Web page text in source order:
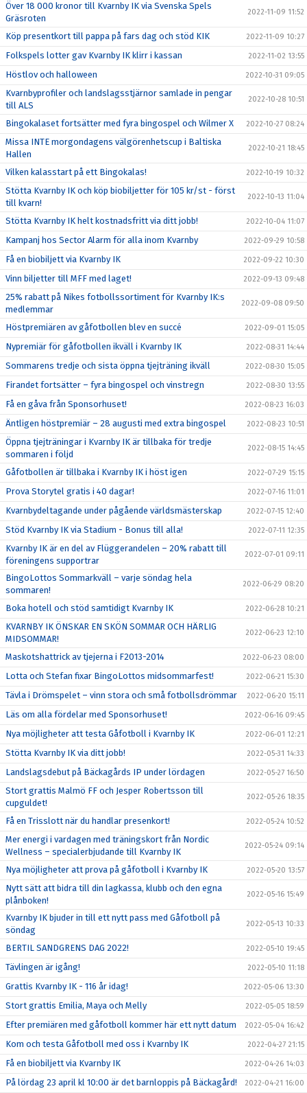
Över 18 000 kronor till Kvarnby IK via Svenska Spels
Gräsroten
2022-11-09 11:52
Köp presentkort till pappa på fars dag och stöd KIK 2022-11-09 10:27
Folkspels lotter gav Kvarnby IK klirr i kassan 2022-11-02 13:55
Höstlov och halloween 2022-10-31 09:05
Kvarnbyprofiler och landslagsstjärnor samlade in pengar
till ALS
2022-10-28 10:51
Bingokalaset fortsätter med fyra bingospel och Wilmer X 2022-10-27 08:24
Missa INTE morgondagens välgörenhetscup i Baltiska
Hallen
2022-10-21 18:45
Vilken kalasstart på ett Bingokalas! 2022-10-19 10:32
Stötta Kvarnby IK och köp biobiljetter för 105 kr/st - först
till kvarn!
2022-10-13 11:04
Stötta Kvarnby IK helt kostnadsfritt via ditt jobb! 2022-10-04 11:07
Kampanj hos Sector Alarm för alla inom Kvarnby 2022-09-29 10:58
Få en biobiljett via Kvarnby IK 2022-09-22 10:30
Vinn biljetter till MFF med laget! 2022-09-13 09:48
25% rabatt på Nikes fotbollssortiment för Kvarnby IK:s
medlemmar
2022-09-08 09:50
Höstpremiären av gåfotbollen blev en succé 2022-09-01 15:05
Nypremiär för gåfotbollen ikväll i Kvarnby IK 2022-08-31 14:44
Sommarens tredje och sista öppna tjejträning ikväll 2022-08-30 15:05
Firandet fortsätter – fyra bingospel och vinstregn 2022-08-30 13:55
Få en gåva från Sponsorhuset! 2022-08-23 16:03
Äntligen höstpremiär – 28 augusti med extra bingospel 2022-08-23 10:51
Öppna tjejträningar i Kvarnby IK är tillbaka för tredje
sommaren i följd
2022-08-15 14:45
Gåfotbollen är tillbaka i Kvarnby IK i höst igen 2022-07-29 15:15
Prova Storytel gratis i 40 dagar! 2022-07-16 11:01
Kvarnbydeltagande under pågående världsmästerskap 2022-07-15 12:40
Stöd Kvarnby IK via Stadium - Bonus till alla! 2022-07-11 12:35
Kvarnby IK är en del av Flüggerandelen – 20% rabatt till
föreningens supportrar
2022-07-01 09:11
BingoLottos Sommarkväll – varje söndag hela
sommaren!
2022-06-29 08:20
Boka hotell och stöd samtidigt Kvarnby IK 2022-06-28 10:21
KVARNBY IK ÖNSKAR EN SKÖN SOMMAR OCH HÄRLIG
MIDSOMMAR!
2022-06-23 12:10
Maskotshattrick av tjejerna i F2013-2014 2022-06-23 08:00
Lotta och Stefan fixar BingoLottos midsommarfest! 2022-06-21 15:30
Tävla i Drömspelet – vinn stora och små fotbollsdrömmar 2022-06-20 15:11
Läs om alla fördelar med Sponsorhuset! 2022-06-16 09:45
Nya möjligheter att testa Gåfotboll i Kvarnby IK 2022-06-01 12:21
Stötta Kvarnby IK via ditt jobb! 2022-05-31 14:33
Landslagsdebut på Bäckagårds IP under lördagen 2022-05-27 16:50
Stort grattis Malmö FF och Jesper Robertsson till
cupguldet!
2022-05-26 18:35
Få en Trisslott när du handlar presenkort! 2022-05-24 10:52
Mer energi i vardagen med träningskort från Nordic
Wellness – specialerbjudande till Kvarnby IK
2022-05-24 09:14
Nya möjligheter att prova på gåfotboll i Kvarnby IK 2022-05-20 13:57
Nytt sätt att bidra till din lagkassa, klubb och den egna
plånboken!
2022-05-16 15:49
Kvarnby IK bjuder in till ett nytt pass med Gåfotboll på
söndag
2022-05-13 10:33
BERTIL SANDGRENS DAG 2022! 2022-05-10 19:45
Tävlingen är igång! 2022-05-10 11:18
Grattis Kvarnby IK - 116 år idag! 2022-05-06 13:30
Stort grattis Emilia, Maya och Melly 2022-05-05 18:59
Efter premiären med gåfotboll kommer här ett nytt datum 2022-05-04 16:42
Kom och testa Gåfotboll med oss i Kvarnby IK 2022-04-27 21:15
Få en biobiljett via Kvarnby IK 2022-04-26 14:03
På lördag 23 april kl 10:00 är det barnloppis på Bäckagård! 2022-04-21 16:00